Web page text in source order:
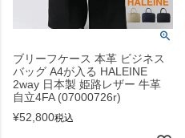
ブリーフケース 本革 ビジネス
バッグ A4が入る HALEINE
2way 日本製 姫路レザー 牛革
自立4FA (07000726r)
¥52,800税込